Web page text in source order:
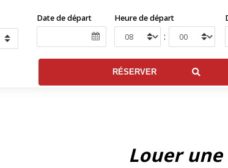
Date de départ Heure de départ
:
Louer une